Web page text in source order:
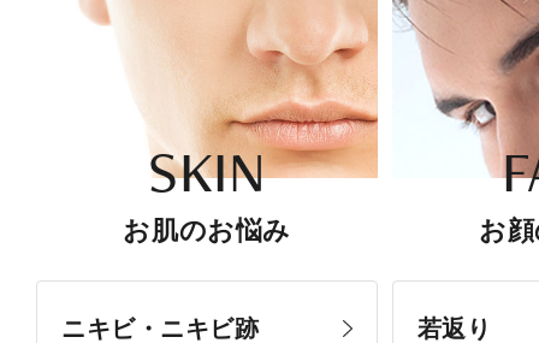
SKIN
お肌のお悩み
ニキビ・ニキビ跡
お
若返り